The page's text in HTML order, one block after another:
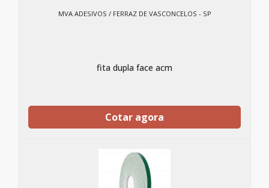
MVA ADESIVOS / FERRAZ DE VASCONCELOS - SP
fita dupla face acm
Cotar agora